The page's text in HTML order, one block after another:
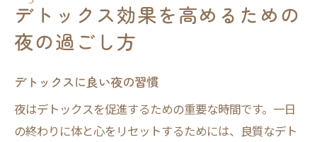
デトックス効果を高めるための
夜の過ごし方
デトックスに良い夜の習慣
夜はデトックスを促進するための重要な時間です。一日
の終わりに体と心をリセットするためには、良質なデト